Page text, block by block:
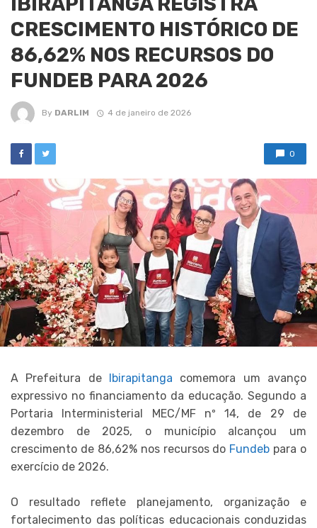
CRESCIMENTO HISTÓRICO DE
86,62% NOS RECURSOS DO
FUNDEB PARA 2026
By DARLIM 4 de janeiro de 2026
0
A Prefeitura de Ibirapitanga comemora um avanço
expressivo no financiamento da educação. Segundo a
Portaria Interministerial MEC/MF nº 14, de 29 de
dezembro de 2025, o município alcançou um
crescimento de 86,62% nos recursos do Fundeb para o
exercício de 2026.
O resultado reflete planejamento, organização e
fortalecimento das políticas educacionais conduzidas